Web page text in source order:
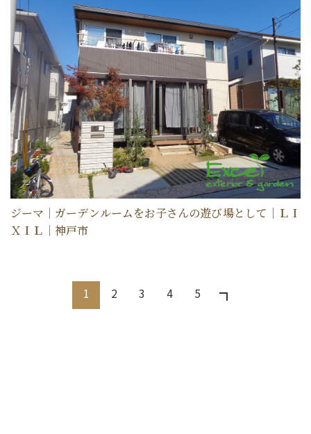
ジーマ｜ガーデンルームをお子さんの遊び場として｜ＬＩ
ＸＩＬ｜神戸市
1 2 3 4 5